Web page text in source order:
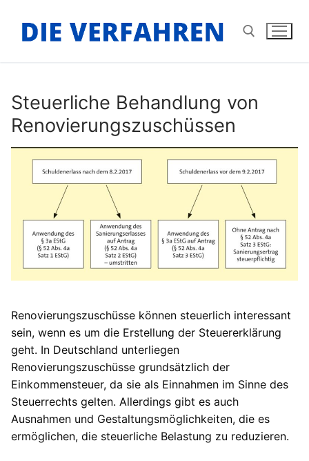
Inhalt
springen
Steuerliche Behandlung von
Renovierungszuschüssen
Renovierungszuschüsse können steuerlich interessant
sein, wenn es um die Erstellung der Steuererklärung
geht. In Deutschland unterliegen
Renovierungszuschüsse grundsätzlich der
Einkommensteuer, da sie als Einnahmen im Sinne des
Steuerrechts gelten. Allerdings gibt es auch
Ausnahmen und Gestaltungsmöglichkeiten, die es
ermöglichen, die steuerliche Belastung zu reduzieren.